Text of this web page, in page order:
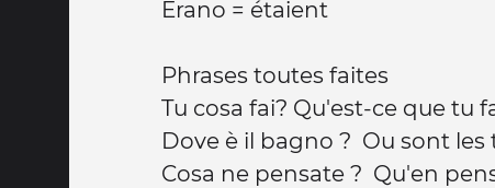
Erano = étaient
Phrases toutes faites
Tu cosa fai? Qu'est-ce que tu
Dove è il bagno ? Ou sont les
Cosa ne pensate ? Qu'en